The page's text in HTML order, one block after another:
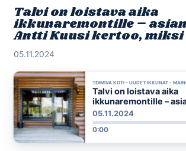
Talvi on loistava aika
ikkunaremontille –
Antti Kuusi kertoo, miksi
05.11.2024
TOIMIVA KOTI – UUDET IKKUNAT -
Talvi on loistava aika
ikkunaremontille –
Antti Kuusi kertoo,
05.11.2024
0:00